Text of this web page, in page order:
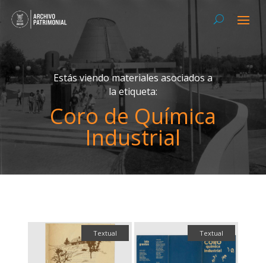
Estás viendo materiales asociados a
la etiqueta:
Coro de Química
Industrial
Textual Textual